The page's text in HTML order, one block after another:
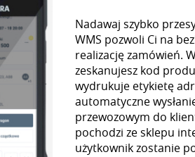
Nadawaj szybko
WMS pozwoli Ci na
realizację zamówień.
zeskanujesz kod
wydrukuje etykietę
automatyczne
przewozowym do
pochodzi ze sklepu
użytkownik zostanie